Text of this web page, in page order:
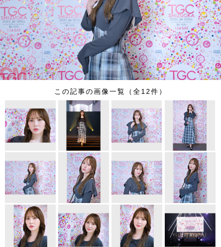
この記事の画像一覧（全12件）